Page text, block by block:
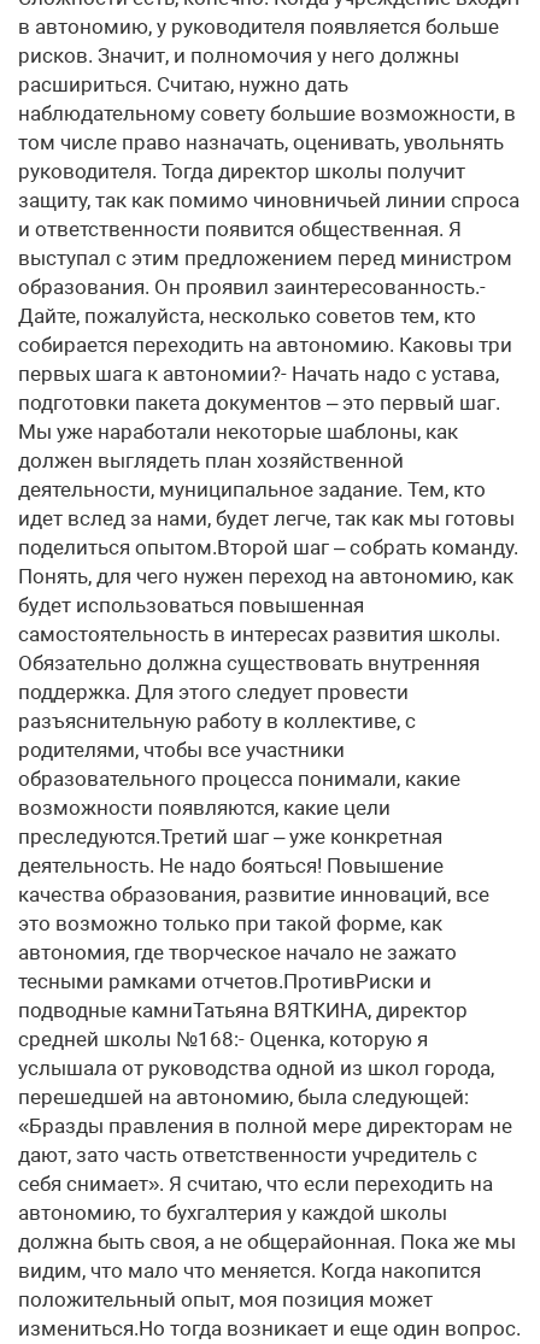
в автономию, у руководителя появляется больше
рисков. Значит, и полномочия у него должны
расшириться. Считаю, нужно дать
наблюдательному совету большие возможности, в
том числе право назначать, оценивать, увольнять
руководителя. Тогда директор школы получит
защиту, так как помимо чиновничьей линии спроса
и ответственности появится общественная. Я
выступал с этим предложением перед министром
образования. Он проявил заинтересованность.-
Дайте, пожалуйста, несколько советов тем, кто
собирается переходить на автономию. Каковы три
первых шага к автономии?- Начать надо с устава,
подготовки пакета документов – это первый шаг.
Мы уже наработали некоторые шаблоны, как
должен выглядеть план хозяйственной
деятельности, муниципальное задание. Тем, кто
идет вслед за нами, будет легче, так как мы готовы
поделиться опытом.Второй шаг – собрать команду.
Понять, для чего нужен переход на автономию, как
будет использоваться повышенная
самостоятельность в интересах развития школы.
Обязательно должна существовать внутренняя
поддержка. Для этого следует провести
разъяснительную работу в коллективе, с
родителями, чтобы все участники
образовательного процесса понимали, какие
возможности появляются, какие цели
преследуются.Третий шаг – уже конкретная
деятельность. Не надо бояться! Повышение
качества образования, развитие инноваций, все
это возможно только при такой форме, как
автономия, где творческое начало не зажато
тесными рамками отчетов.ПротивРиски и
подводные камниТатьяна ВЯТКИНА, директор
средней школы №168:- Оценка, которую я
услышала от руководства одной из школ города,
перешедшей на автономию, была следующей:
«Бразды правления в полной мере директорам не
дают, зато часть ответственности учредитель с
себя снимает». Я считаю, что если переходить на
автономию, то бухгалтерия у каждой школы
должна быть своя, а не общерайонная. Пока же мы
видим, что мало что меняется. Когда накопится
положительный опыт, моя позиция может
измениться.Но тогда возникает и еще один вопрос.